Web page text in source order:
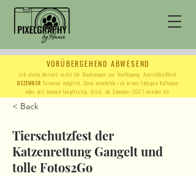
VORÜBERGEHEND ABWESEND
Ich stehe derzeit nicht für Buchungen zur Verfügung. Ausschließlich
DEZEMBER Termine möglich. Gern empfehle ich einen fähigen Kollegen
oder wir planen langfristig. Vrssl. ab Sommer 2027 wieder da.
< Back
Tierschutzfest der
Katzenrettung Gangelt und
tolle Fotos2Go